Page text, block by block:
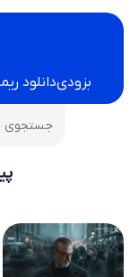
بزودیدانلود